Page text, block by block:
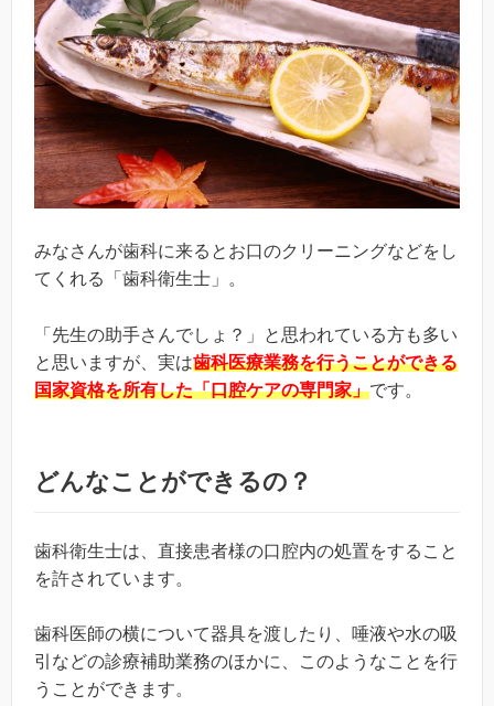
みなさんが歯科に来るとお口のクリーニングなどをし
てくれる「歯科衛生士」。
「先生の助手さんでしょ？」と思われている方も多い
と思いますが、実は歯科医療業務を行うことができる
国家資格を所有した「口腔ケアの専門家」です。
どんなことができるの？
歯科衛生士は、直接患者様の口腔内の処置をすること
を許されています。
歯科医師の横について器具を渡したり、唾液や水の吸
引などの診療補助業務のほかに、このようなことを行
うことができます。